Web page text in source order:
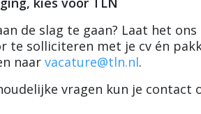
de slag te gaan? Laat het ons
te solliciteren met je cv én
naar vacature@tln.nl.
vragen kun je contact